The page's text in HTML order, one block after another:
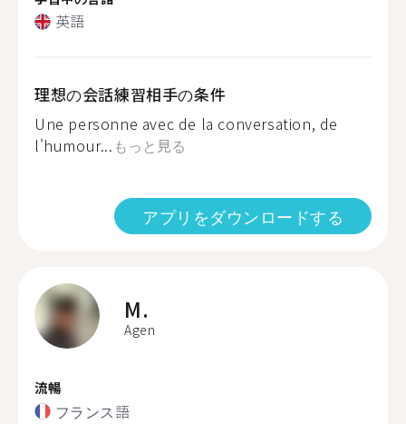
英語
理想の会話練習相手の条件
Une personne avec de la conversation, de
l'humour... もっと見る
アプリをダウンロードする
M.
Agen
流暢
フランス語